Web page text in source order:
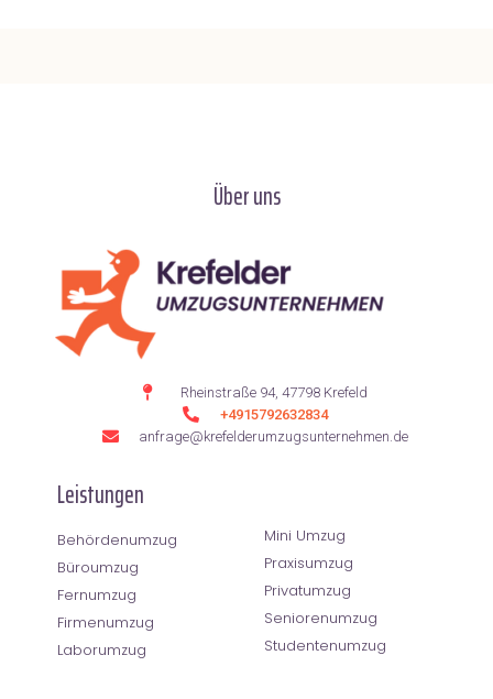
Über uns
Rheinstraße 94, 47798 Krefeld
+4915792632834
anfrage@krefelderumzugsunternehmen.de
Leistungen
Behördenumzug
Büroumzug
Fernumzug
Firmenumzug
Laborumzug
Mini Umzug
Praxisumzug
Privatumzug
Seniorenumzug
Studentenumzug